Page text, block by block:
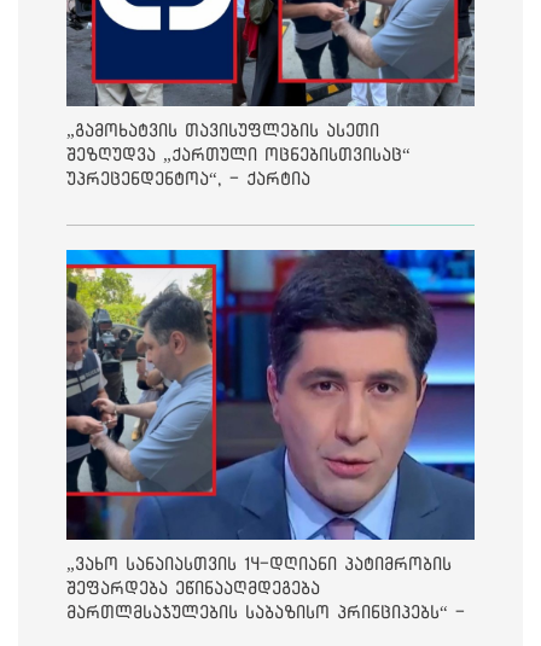
„გამოხატვის თავისუფლების ასეთი
შეზღუდვა „ქართული ოცნებისთვისაც“
უპრეცენდენტოა“, - ქარტია
„ვახო სანაიასთვის 14-დღიანი პატიმრობის
შეფარდება ეწინააღმდეგება
მართლმსაჯულების საბაზისო პრინციპებს“ -